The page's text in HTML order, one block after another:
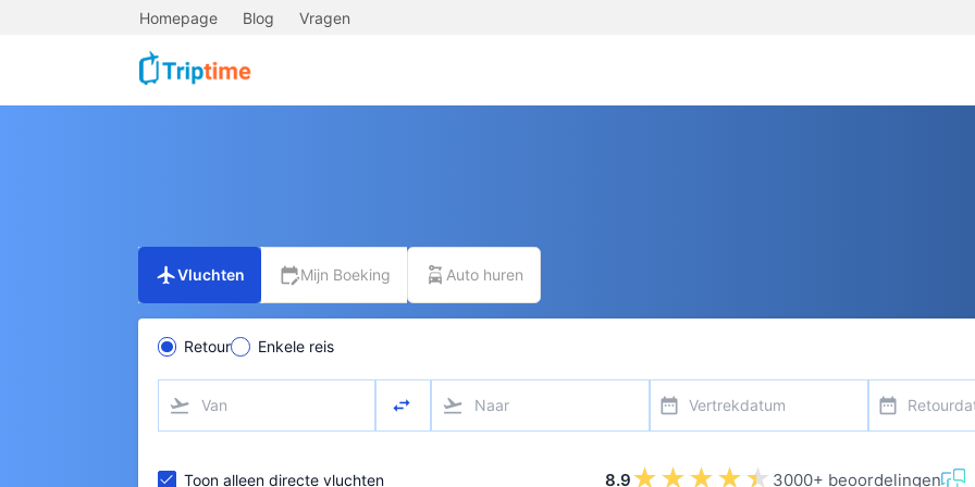
Homepage Blog Vragen
flightVluchten edit_calendarMijn Boeking car_rental Auto huren
Retour Enkele reis
flight_takeoff swap_horizontal
flight_takeoff date_range date_range
Toon alleen directe vluchten 8.9★★★★★
★★★★★ 3000+ beoordelingen